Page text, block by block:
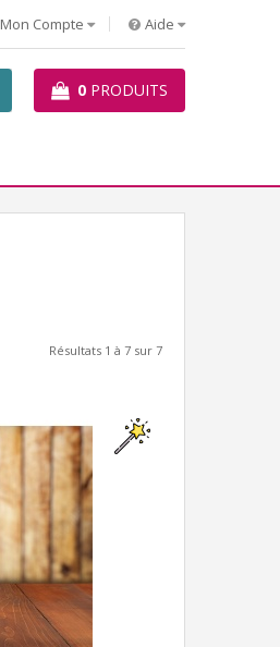
Mon Compte Aide
0 PRODUITS
Résultats 1 à 7 sur 7